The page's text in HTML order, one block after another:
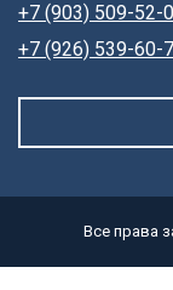
+7 (903) 509-52-
+7 (926) 539-60-
Все права